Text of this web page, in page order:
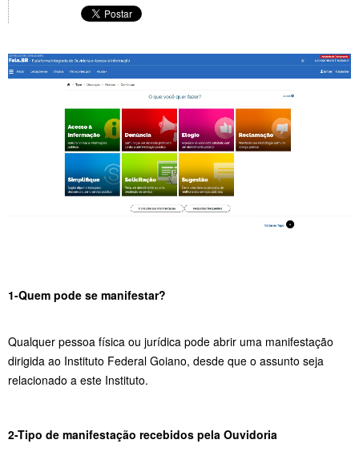
1-Quem pode se manifestar?
Qualquer pessoa física ou jurídica pode abrir uma manifestação
dirigida ao Instituto Federal Goiano, desde que o assunto seja
relacionado a este Instituto.
2-Tipo de manifestação recebidos pela Ouvidoria